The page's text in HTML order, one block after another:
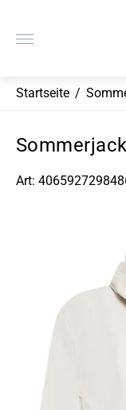
Startseite /
Art: